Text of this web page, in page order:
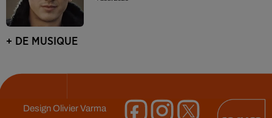
+ DE MUSIQUE
DesignOlivier Varma